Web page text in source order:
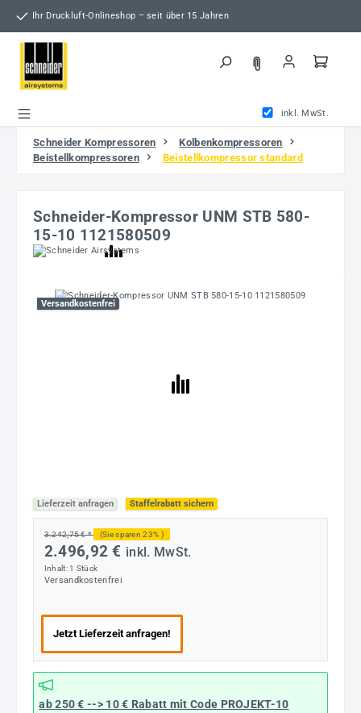
Zum Hauptinhalt springen
Ihr Druckluft-Onlineshop – seit über 15 Jahren
inkl. MwSt.
Schneider Kompressoren
Kolbenkompressoren
Beistellkompressoren
Beistellkompressor standard
Schneider-Kompressor UNM STB 580-
15-10 1121580509
Bildergalerie überspringen
Versandkostenfrei
Lieferzeit anfragen Staffelrabatt sichern
3.242,75 € * (Sie sparen 23% )
2.496,92 € inkl. MwSt.
Inhalt: 1 Stück
Versandkostenfrei
Jetzt Lieferzeit anfragen!
ab 250 € --> 10 € Rabatt mit Code PROJEKT-10